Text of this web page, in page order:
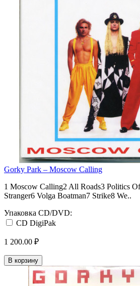
Gorky Park – Moscow Calling
1 Moscow Calling2 All Roads3 Politics
Stranger6 Volga Boatman7 Strike8 We..
Упаковка CD/DVD:
CD DigiPak
1 200.00 ₽
В корзину